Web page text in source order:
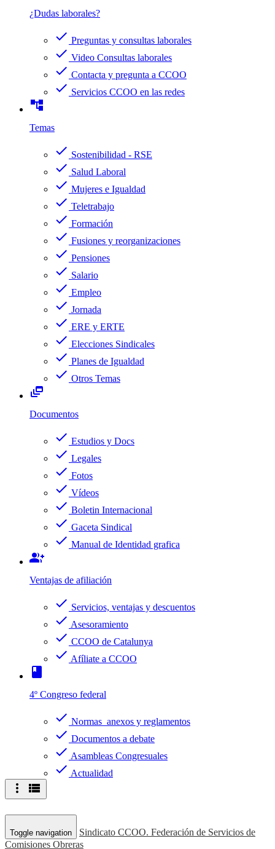
¿Dudas laborales?
check Preguntas y consultas laborales
check Video Consultas laborales
check Contacta y pregunta a CCOO
check Servicios CCOO en las redes
account_tree
Temas
check Sostenibilidad - RSE
check Salud Laboral
check Mujeres e Igualdad
check Teletrabajo
check Formación
check Fusiones y reorganizaciones
check Pensiones
check Salario
check Empleo
check Jornada
check ERE y ERTE
check Elecciones Sindicales
check Planes de Igualdad
check Otros Temas
dynamic_feed
Documentos
check Estudios y Docs
check Legales
check Fotos
check Vídeos
check Boletin Internacional
check Gaceta Sindical
check Manual de Identidad grafica
group_add
Ventajas de afiliación
check Servicios, ventajas y descuentos
check Asesoramiento
check CCOO de Catalunya
check Afíliate a CCOO
book
4º Congreso federal
check Normas anexos y reglamentos
check Documentos a debate
check Asambleas Congresuales
check Actualidad
more_vert view_list
Toggle navigation
Sindicato CCOO. Federación de Servicios de
Comisiones Obreras